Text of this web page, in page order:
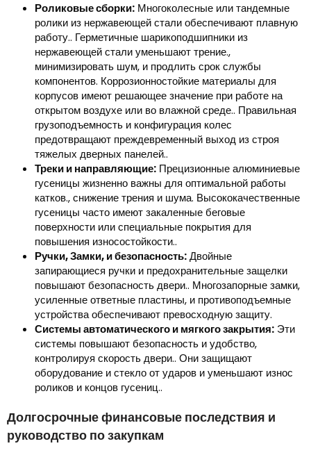
Роликовые сборки: Многоколесные или тандемные
ролики из нержавеющей стали обеспечивают плавную
работу.. Герметичные шарикоподшипники из
нержавеющей стали уменьшают трение.,
минимизировать шум, и продлить срок службы
компонентов. Коррозионностойкие материалы для
корпусов имеют решающее значение при работе на
открытом воздухе или во влажной среде.. Правильная
грузоподъемность и конфигурация колес
предотвращают преждевременный выход из строя
тяжелых дверных панелей..
Треки и направляющие: Прецизионные алюминиевые
гусеницы жизненно важны для оптимальной работы
катков., снижение трения и шума. Высококачественные
гусеницы часто имеют закаленные беговые
поверхности или специальные покрытия для
повышения износостойкости..
Ручки, Замки, и безопасность:Двойные
запирающиеся ручки и предохранительные защелки
повышают безопасность двери.. Многозапорные замки,
усиленные ответные пластины, и противоподъемные
устройства обеспечивают превосходную защиту.
Системы автоматического и мягкого закрытия: Эти
системы повышают безопасность и удобство,
контролируя скорость двери.. Они защищают
оборудование и стекло от ударов и уменьшают износ
роликов и концов гусениц..
Долгосрочные финансовые последствия и
руководство по закупкам